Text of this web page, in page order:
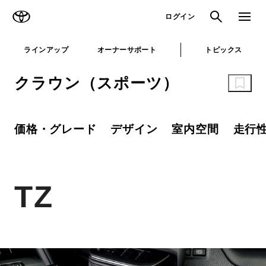
ログイン 検索 メニュ
ラインアップ オーナーサポート トピックス
クラウン（スポーツ）
価格・グレード デザイン 室内空間 走行
TZ